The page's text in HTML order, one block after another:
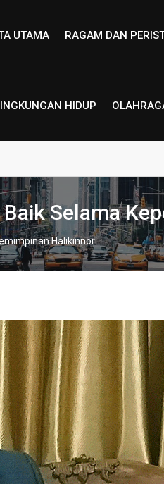
UTAMA RAGAM DAN
HIDUP
Selama
Halikinnor